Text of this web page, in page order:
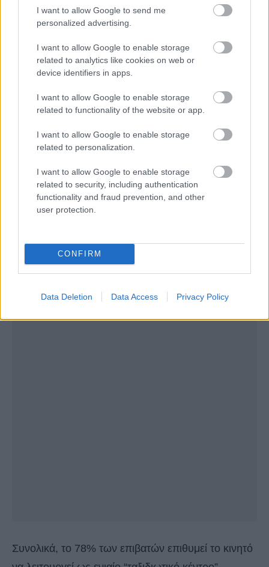
I want to allow Google to send me
personalized advertising.
I want to allow Google to enable storage
related to analytics like cookies on web or
device identifiers in apps.
I want to allow Google to enable storage
related to functionality of the website or app.
I want to allow Google to enable storage
related to personalization.
I want to allow Google to enable storage
related to security, including authentication
functionality and fraud prevention, and other
user protection.
CONFIRM
Data Deletion Data Access Privacy Policy
Ανάλογη δυναμική καταγράφεται και στα
ηλεκτρονικά tags αποσκευών, τα οποία
χρησιμοποιούνται πλέον από το 35% των
ταξιδιωτών (έναντι 28% το 2024), προσφέροντας
μέσω κινητού κατά το mobile check-in.
Συνολικά, το 78% των επιβατών επιθυμεί το κινητό